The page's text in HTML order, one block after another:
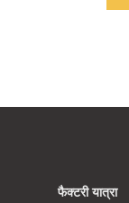
फैक्टरी यात्रा